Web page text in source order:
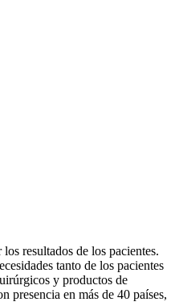
resultados de los pacientes.
tanto de los pacientes
y productos de
presencia en más de 40 países,